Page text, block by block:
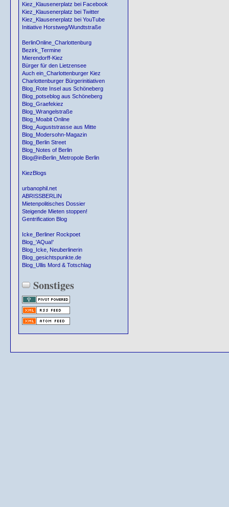
Kiez_Klausenerplatz bei Facebook
Kiez_Klausenerplatz bei Twitter
Kiez_Klausenerplatz bei YouTube
Initiative Horstweg/Wundtstraße
BerlinOnline_Charlottenburg
Bezirk_Termine
Mierendorff-Kiez
Bürger für den Lietzensee
Auch ein_Charlottenburger Kiez
Charlottenburger Bürgerinitiativen
Blog_Rote Insel aus Schöneberg
Blog_potseblog aus Schöneberg
Blog_Graefekiez
Blog_Wrangelstraße
Blog_Moabit Online
Blog_Auguststrasse aus Mitte
Blog_Modersohn-Magazin
Blog_Berlin Street
Blog_Notes of Berlin
Blog@inBerlin_Metropole Berlin
KiezBlogs
urbanophil.net
ABRISSBERLIN
Mietenpolitisches Dossier
Steigende Mieten stoppen!
Gentrification Blog
Icke_Berliner Rockpoet
Blog_'AQua!'
Blog_Icke, Neuberlinerin
Blog_gesichtspunkte.de
Blog_Ullis Mord & Totschlag
Sonstiges